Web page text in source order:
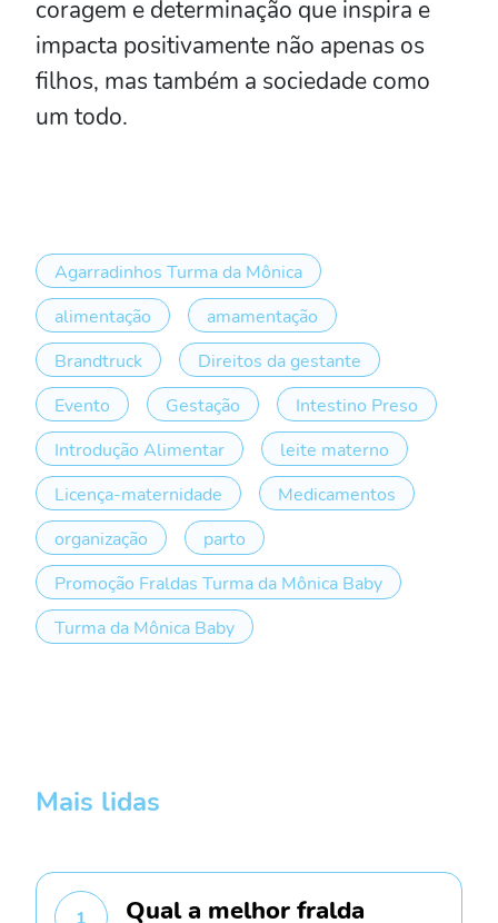
coragem e determinação que inspira e
impacta positivamente não apenas os
filhos, mas também a sociedade como
um todo.
Agarradinhos Turma da Mônica
alimentação
amamentação
Brandtruck
Direitos da gestante
Evento
Gestação
Intestino Preso
Introdução Alimentar
leite materno
Licença-maternidade
Medicamentos
organização
parto
Promoção Fraldas Turma da Mônica Baby
Turma da Mônica Baby
Mais lidas
1
Qual a melhor fralda